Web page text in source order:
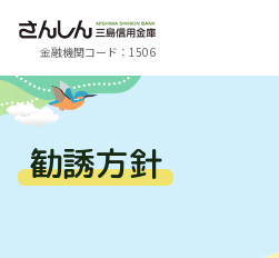
金融機関コード：1506
勧誘方針